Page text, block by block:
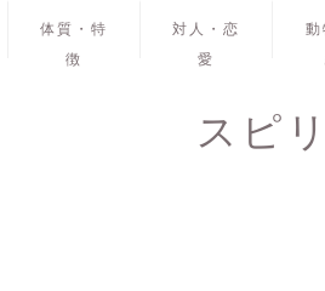
体質・特
徴
対人・恋
愛
動
スピ